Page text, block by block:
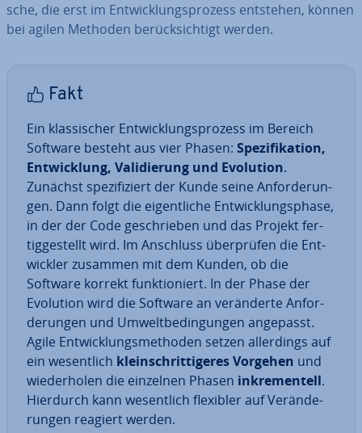
sche, die erst im Ent­wick­lungs­pro­zess entstehen, können
bei agilen Methoden be­rück­sich­tigt werden.
Fakt
Ein klas­si­scher Ent­wick­lungs­pro­zess im Bereich
Software besteht aus vier Phasen: Spe­zi­fi­ka­ti­on,
Ent­wick­lung, Va­li­die­rung und Evolution.
Zunächst spe­zi­fi­ziert der Kunde seine An­for­de­run­
gen. Dann folgt die ei­gent­li­che Ent­wick­lungs­pha­se,
in der der Code ge­schrie­ben und das Projekt fer­
tig­ge­stellt wird. Im Anschluss über­prü­fen die Ent­
wick­ler zusammen mit dem Kunden, ob die
Software korrekt funk­tio­niert. In der Phase der
Evolution wird die Software an ver­än­der­te An­for­
de­run­gen und Um­welt­be­din­gun­gen angepasst.
Agile Ent­wick­lungs­me­tho­den setzen al­ler­dings auf
ein we­sent­lich klein­schrit­ti­ge­res Vorgehen und
wie­der­ho­len die einzelnen Phasen in­kre­men­tell.
Hierdurch kann we­sent­lich flexibler auf Ver­än­de­
run­gen reagiert werden.